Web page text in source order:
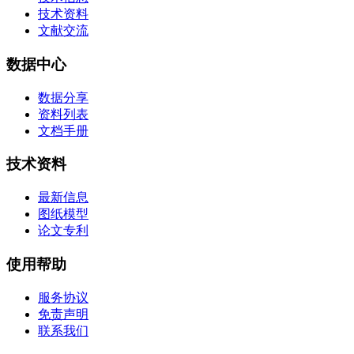
技术资料
文献交流
数据中心
数据分享
资料列表
文档手册
技术资料
最新信息
图纸模型
论文专利
使用帮助
服务协议
免责声明
联系我们